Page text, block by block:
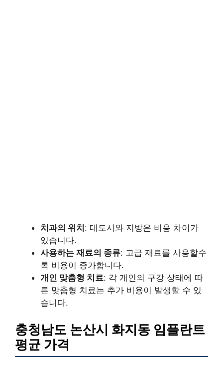
치과의 위치 : 대도시와 지방은 비용 차이가
있습니다.
사용하는 재료의 종류: 고급 재료를 사용할수
록 비용이 증가합니다.
개인 맞춤형 치료: 각 개인의 구강 상태에 따
른 맞춤형 치료는 추가 비용이 발생할 수 있
습니다.
충청남도 논산시 화지동 임플란트
평균 가격